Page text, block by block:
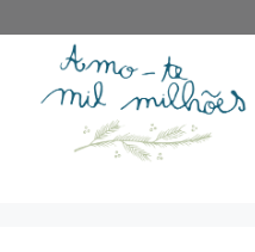
conteúdo